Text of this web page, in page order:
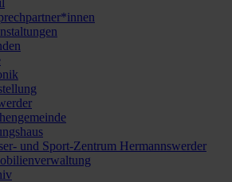
und Sport-Zentrum Hermannswerder